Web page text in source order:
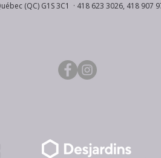
(QC) G1S 3C1 · 418 623 3026, 418 907